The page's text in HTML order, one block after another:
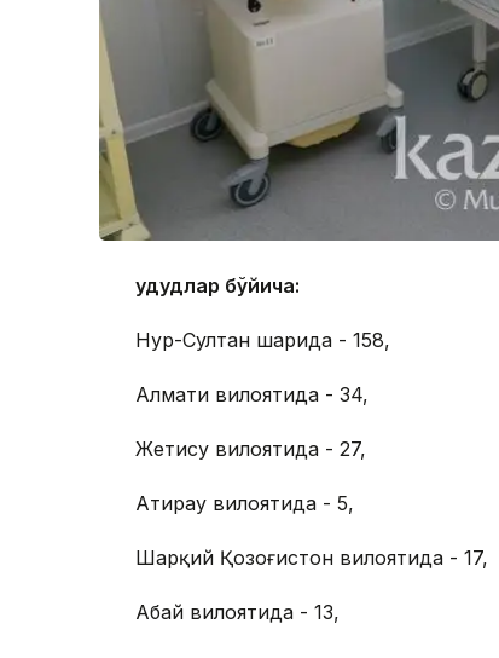
Ҳудудлар бўйича:
Нур-Султан шаҳрида - 158,
Алмати вилоятида - 34,
Жетису вилоятида - 27,
Атирау вилоятида - 5,
Шарқий Қозоғистон вилоятида - 17,
Абай вилоятида - 13,